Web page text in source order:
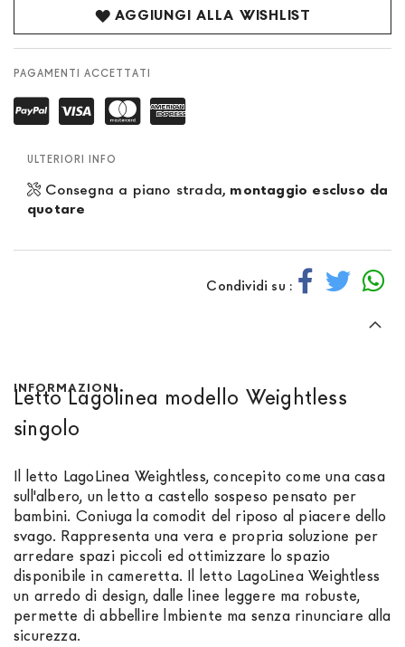
AGGIUNGI ALLA WISHLIST
PAGAMENTI ACCETTATI
ULTERIORI INFO
Consegna a piano strada, montaggio escluso da
quotare
Condividi su :
INFORMAZIONI
Letto Lagolinea modello Weightless
singolo
Il letto LagoLinea Weightless, concepito come una casa
sull'albero, un letto a castello sospeso pensato per
bambini. Coniuga la comodit del riposo al piacere dello
svago. Rappresenta una vera e propria soluzione per
arredare spazi piccoli ed ottimizzare lo spazio
disponibile in cameretta. Il letto LagoLinea Weightless
un arredo di design, dalle linee leggere ma robuste,
permette di abbellire lmbiente ma senza rinunciare alla
sicurezza.